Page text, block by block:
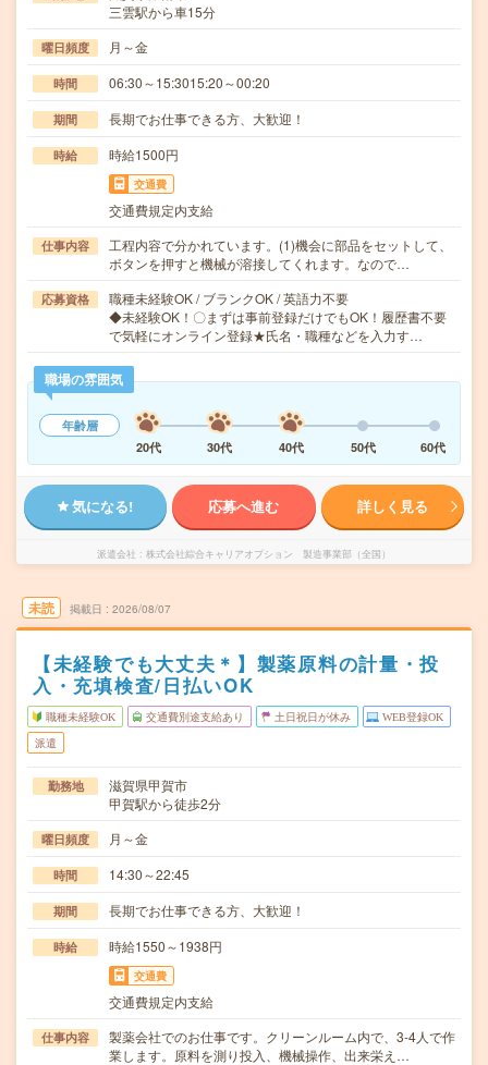
三雲駅から車15分
曜日頻度 月～金
時間 06:30～15:3015:20～00:20
期間 長期でお仕事できる方、大歓迎！
時給 時給1500円
交通費
交通費規定内支給
仕事内容
工程内容で分かれています。(1)機会に部品をセットして、
ボタンを押すと機械が溶接してくれます。なので…
応募資格
職種未経験OK / ブランクOK / 英語力不要
◆未経験OK！〇まずは事前登録だけでもOK！履歴書不要
で気軽にオンライン登録★氏名・職種などを入力す…
職場の雰囲気
年齢層
20代
30代 40代 50代 60代
気になる! 応募へ進む 詳しく見る
派遣会社 株式会社綜合キャリアオプション 製造事業部（全国）
未読 掲載日 2026/08/07
【未経験でも大丈夫＊】製薬原料の計量・投
入・充填検査/日払いOK
職種未経験OK 交通費別途支給あり 土日祝日が休み WEB登録OK
派遣
勤務地
滋賀県甲賀市
甲賀駅から徒歩2分
曜日頻度 月～金
時間 14:30～22:45
期間 長期でお仕事できる方、大歓迎！
時給 時給1550～1938円
交通費
交通費規定内支給
仕事内容
製薬会社でのお仕事です。クリーンルーム内で、3-4人で作
業します。原料を測り投入、機械操作、出来栄え…